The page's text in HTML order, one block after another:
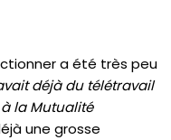
a été très peu
déjà du télétravail
la Mutualité
une grosse